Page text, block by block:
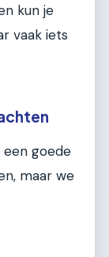
kun je
vaak iets
goede
maar we